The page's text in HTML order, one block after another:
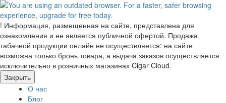
! Информация, размещенная на сайте, представлена для
ознакомления и не является публичной офертой. Продажа
табачной продукции онлайн не осуществляется: на сайте
возможна только бронь товара, а выдача заказов осуществляется
исключительно в розничных магазинах Cigar Cloud.
Закрыть
О нас
Блог